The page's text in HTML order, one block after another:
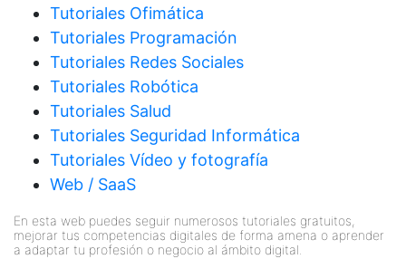
Tutoriales Ofimática
Tutoriales Programación
Tutoriales Redes Sociales
Tutoriales Robótica
Tutoriales Salud
Tutoriales Seguridad Informática
Tutoriales Vídeo y fotografía
Web / SaaS
En esta web puedes seguir numerosos tutoriales gratuitos,
mejorar tus competencias digitales de forma amena o aprender
a adaptar tu profesión o negocio al ámbito digital.